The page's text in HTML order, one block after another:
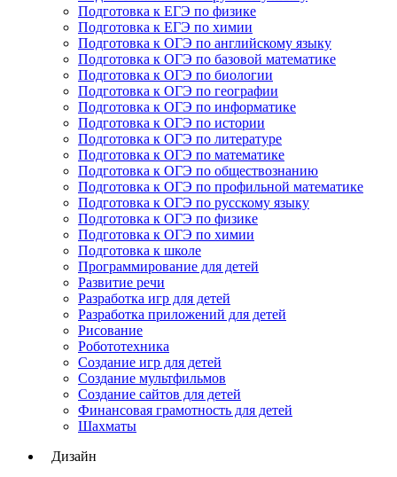
Подготовка к ЕГЭ по физике
Подготовка к ЕГЭ по химии
Подготовка к ОГЭ по английскому языку
Подготовка к ОГЭ по базовой математике
Подготовка к ОГЭ по биологии
Подготовка к ОГЭ по географии
Подготовка к ОГЭ по информатике
Подготовка к ОГЭ по истории
Подготовка к ОГЭ по литературе
Подготовка к ОГЭ по математике
Подготовка к ОГЭ по обществознанию
Подготовка к ОГЭ по профильной математике
Подготовка к ОГЭ по русскому языку
Подготовка к ОГЭ по физике
Подготовка к ОГЭ по химии
Подготовка к школе
Программирование для детей
Развитие речи
Разработка игр для детей
Разработка приложений для детей
Рисование
Робототехника
Создание игр для детей
Создание мультфильмов
Создание сайтов для детей
Финансовая грамотность для детей
Шахматы
Дизайн